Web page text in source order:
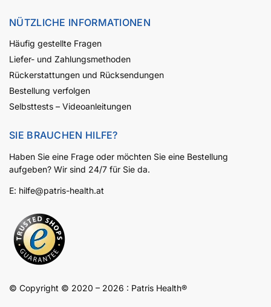
NÜTZLICHE INFORMATIONEN
Häufig gestellte Fragen
Liefer- und Zahlungsmethoden
Rückerstattungen und Rücksendungen
Bestellung verfolgen
Selbsttests – Videoanleitungen
SIE BRAUCHEN HILFE?
Haben Sie eine Frage oder möchten Sie eine Bestellung
aufgeben? Wir sind 24/7 für Sie da.
E: hilfe@patris-health.at
© Copyright © 2020 – 2026 : Patris Health®